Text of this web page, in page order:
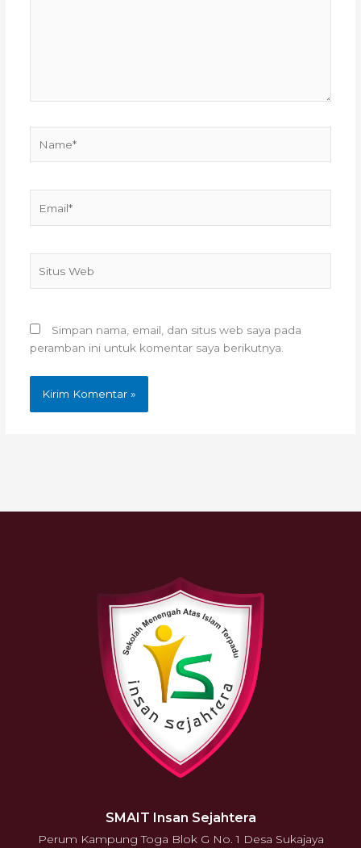
Web
Simpan nama, email, dan situs web saya pada
peramban ini untuk komentar saya berikutnya.
SMAIT Insan Sejahtera
Perum Kampung Toga Blok G No. 1 Desa Sukajaya